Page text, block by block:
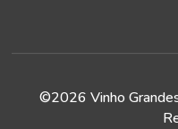
©2026 Vinho